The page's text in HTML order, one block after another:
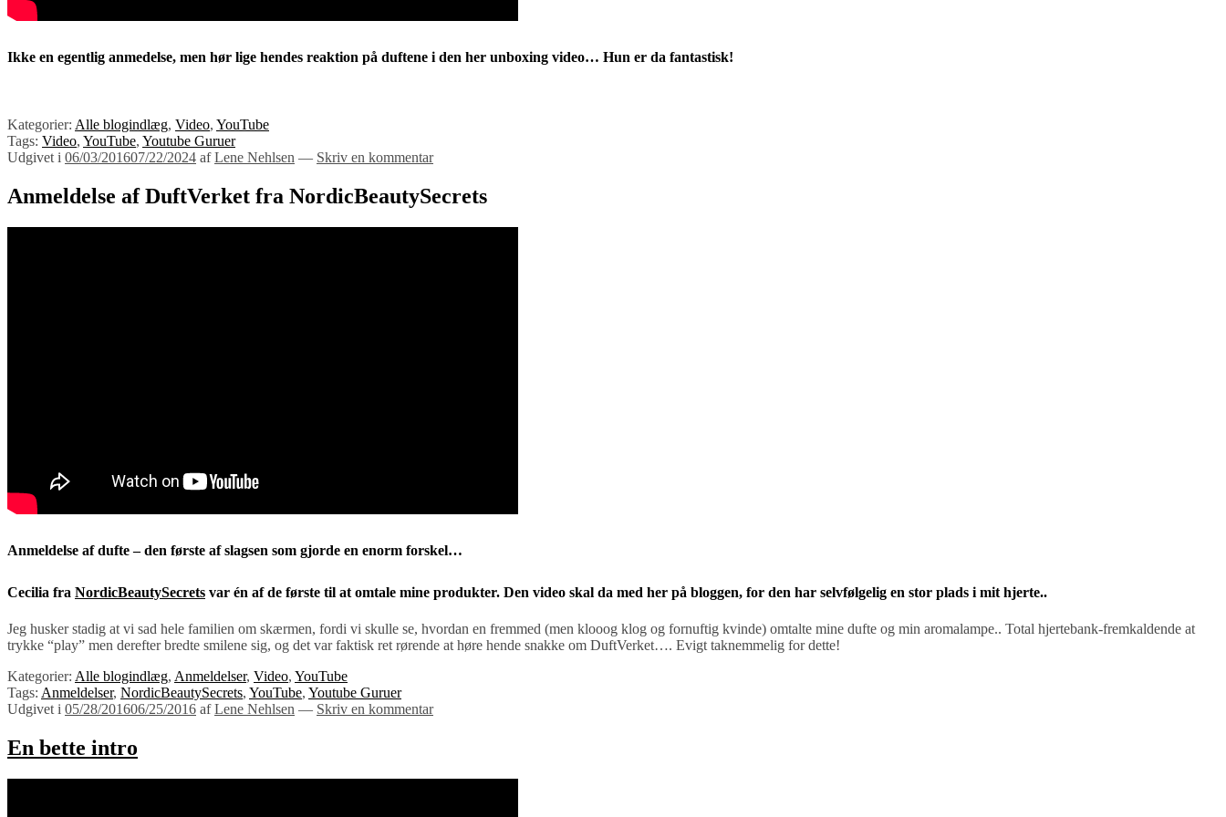
Ikke en egentlig anmedelse, men hør lige hendes reaktion på duftene i den her unboxing video… Hun er da fantastisk!
Kategorier: Alle blogindlæg, Video, YouTube
Tags: Video, YouTube, Youtube Guruer
Udgivet i 06/03/201607/22/2024 afLene Nehlsen — Skriv en kommentar
Anmeldelse af DuftVerket fra NordicBeautySecrets
Anmeldelse af dufte – den første af slagsen som gjorde en enorm forskel…
Cecilia fra NordicBeautySecrets var én af de første til at omtale mine produkter. Den video skal da med her på bloggen, for den har selvfølgelig en stor plads i mit hjerte..
Jeg husker stadig at vi sad hele familien om skærmen, fordi vi skulle se, hvordan en fremmed (men klooog klog og fornuftig kvinde) omtalte mine dufte og min aromalampe.. Total hjertebank-fremkaldende at
trykke “play” men derefter bredte smilene sig, og det var faktisk ret rørende at høre hende snakke om DuftVerket…. Evigt taknemmelig for dette!
Kategorier: Alle blogindlæg, Anmeldelser, Video, YouTube
Tags: Anmeldelser, NordicBeautySecrets, YouTube, Youtube Guruer
Udgivet i 05/28/201606/25/2016 afLene Nehlsen — Skriv en kommentar
En bette intro